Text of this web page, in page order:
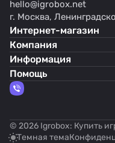
hello@igrobox.net
г. Москва,
Интернет-магазин
Компания
Информация
Помощь
© 2026 Igrobox: Купить
Темная тема